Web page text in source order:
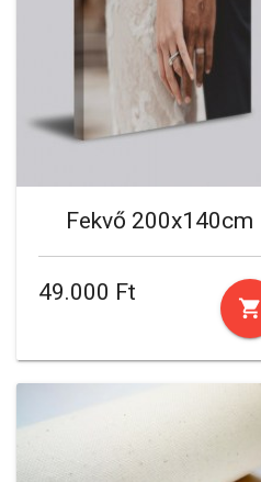
Fekvő 200x140cm
49.000 Ft
shopping_cart